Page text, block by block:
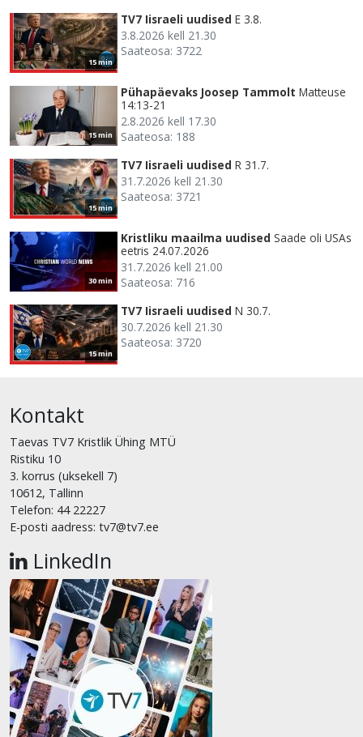
15 min
TV7 Iisraeli uudised E 3.8.
3.8.2026 kell 21.30
Saateosa: 3722
15 min
Pühapäevaks Joosep Tammolt Matteuse
14:13-21
2.8.2026 kell 17.30
Saateosa: 188
15 min
TV7 Iisraeli uudised R 31.7.
31.7.2026 kell 21.30
Saateosa: 3721
30 min
Kristliku maailma uudised Saade oli USAs
eetris 24.07.2026
31.7.2026 kell 21.00
Saateosa: 716
15 min
TV7 Iisraeli uudised N 30.7.
30.7.2026 kell 21.30
Saateosa: 3720
Kontakt
Taevas TV7 Kristlik Ühing MTÜ
Ristiku 10
3. korrus (uksekell 7)
10612, Tallinn
Telefon: 44 22227
E-posti aadress: tv7@tv7.ee
LinkedIn